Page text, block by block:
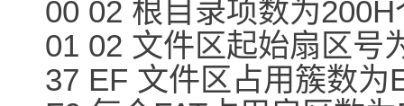
00 02 根目录项数为200H
01 02 文件区起始扇区号
37 EF 文件区占用簇数为